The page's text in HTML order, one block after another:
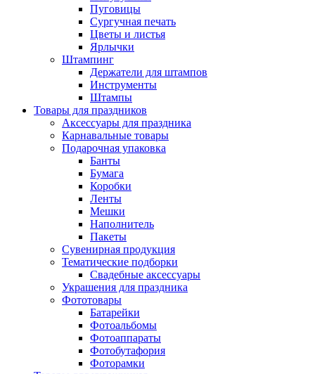
Пуговицы
Сургучная печать
Цветы и листья
Ярлычки
Штампинг
Держатели для штампов
Инструменты
Штампы
Товары для праздников
Аксессуары для праздника
Карнавальные товары
Подарочная упаковка
Банты
Бумага
Коробки
Ленты
Мешки
Наполнитель
Пакеты
Сувенирная продукция
Тематические подборки
Свадебные аксессуары
Украшения для праздника
Фототовары
Батарейки
Фотоальбомы
Фотоаппараты
Фотобутафория
Фоторамки